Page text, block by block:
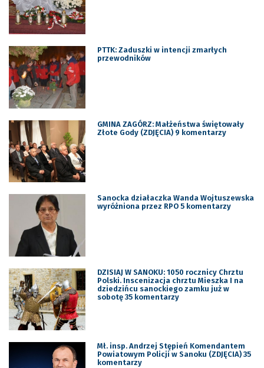
PTTK: Zaduszki w intencji zmarłych
przewodników
GMINA ZAGÓRZ: Małżeństwa świętowały
Złote Gody (ZDJĘCIA) 9 komentarzy
Sanocka działaczka Wanda Wojtuszewska
wyróżniona przez RPO 5 komentarzy
DZISIAJ W SANOKU: 1050 rocznicy Chrztu
Polski. Inscenizacja chrztu Mieszka I na
dziedzińcu sanockiego zamku już w
sobotę 35 komentarzy
Mł. insp. Andrzej Stępień Komendantem
Powiatowym Policji w Sanoku (ZDJĘCIA) 35
komentarzy